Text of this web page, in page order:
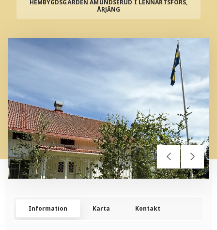
HEMBYGDSGÅRDEN AMUNDSERUD I LENNARTSFORS,
ÅRJÄNG
Information Karta Kontakt